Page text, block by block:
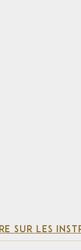
SUR LES